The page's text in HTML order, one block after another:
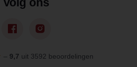
– 9,7 uit 3592 beoordelingen